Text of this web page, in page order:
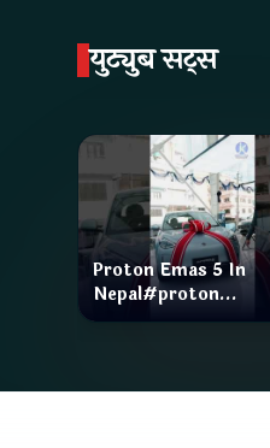
युट्युब सट्स
Proton Emas 5 In
Nepal#proton